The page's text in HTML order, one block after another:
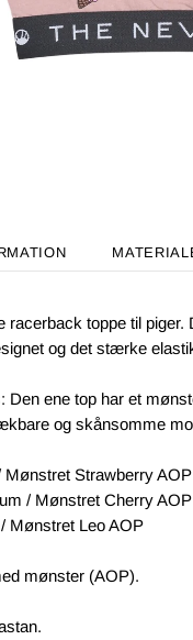
racerback toppe til
og det stærke
ene top har et
og skånsomme
Strawberry AOP
/ Mønstret Cherry AOP
Mønstret Leo AOP
mønster (AOP).